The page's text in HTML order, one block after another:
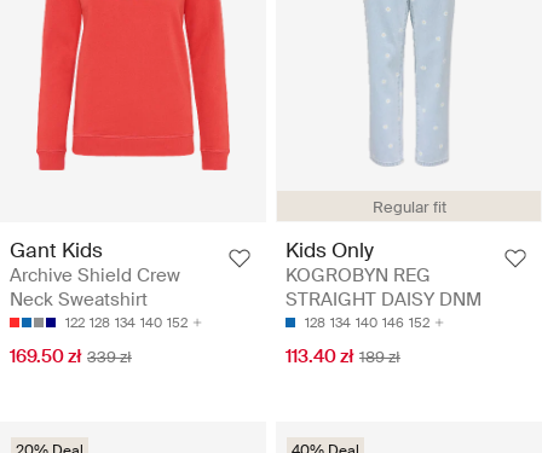
Gant Kids
Archive Shield Crew
Neck Sweatshirt
122 128 134 140 152
169.50 zł 339 zł
Regular fit
Kids Only
KOGROBYN REG
STRAIGHT DAISY DNM
128 134 140 146 152
113.40 zł 189 zł